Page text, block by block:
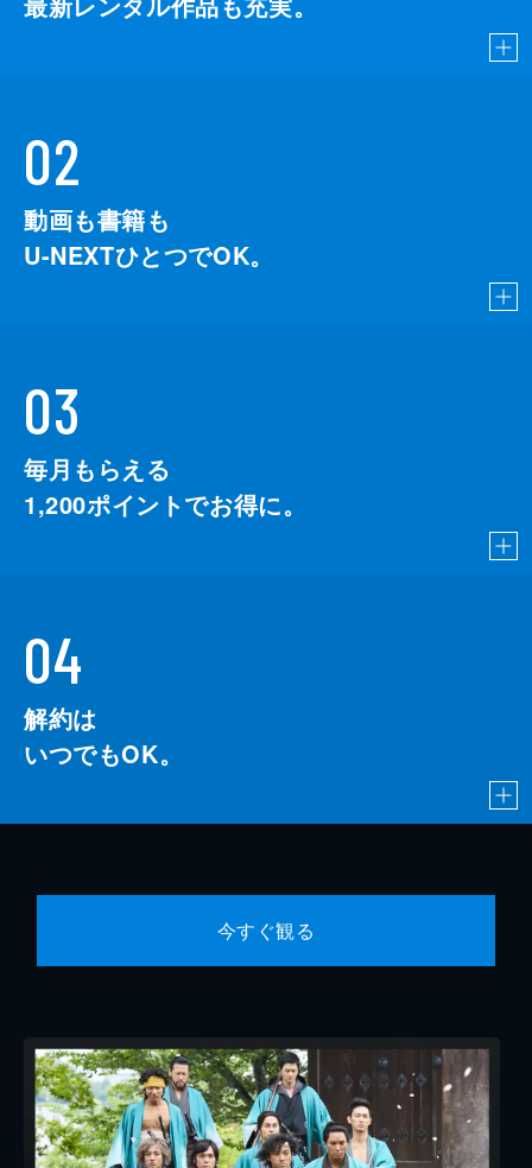
02
動画も書籍も
U-NEXTひとつでOK。
03
毎月もらえる
1,200ポイントでお得に。
04
解約は
いつでもOK。
今すぐ観る